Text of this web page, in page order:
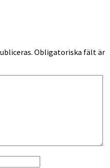
Obligatoriska fält är